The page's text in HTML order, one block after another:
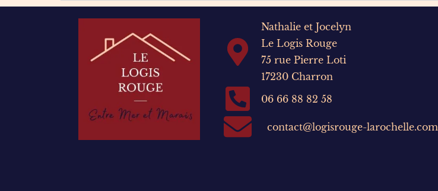
Nathalie et Jocelyn
Le Logis Rouge
75 rue Pierre Loti
17230 Charron
06 66 88 82 58
contact@logisrouge-larochelle.com